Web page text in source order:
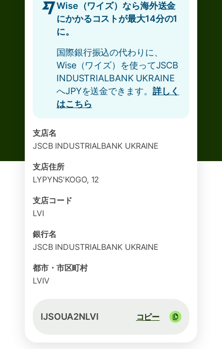
Wise（ワイズ）なら海外送金
にかかるコストが最大14分の1
に。
国際銀行振込の代わりに、
Wise（ワイズ）を使ってJSCB
INDUSTRIALBANK UKRAINE
へJPYを送金できます。 詳しく
はこちら
支店名
JSCB INDUSTRIALBANK UKRAINE
支店住所
LYPYNS'KOGO, 12
支店コード
LVI
銀行名
JSCB INDUSTRIALBANK UKRAINE
都市・市区町村
LVIV
IJSOUA2NLVI コピー